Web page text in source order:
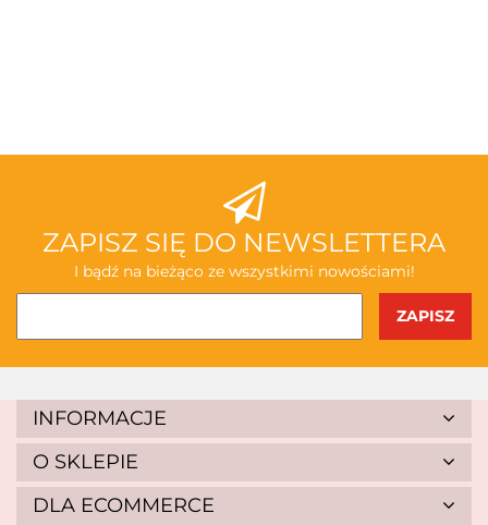
ABAKUS
AKSJOMAT
ZAPISZ SIĘ DO NEWSLETTERA
I bądź na bieżąco ze wszystkimi nowościami!
INFORMACJE
O SKLEPIE
DLA ECOMMERCE